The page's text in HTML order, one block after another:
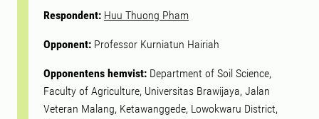
Respondent: Huu Thuong Pham
Opponent: Professor Kurniatun Hairiah
Opponentens hemvist: Department of Soil Science,
Faculty of Agriculture, Universitas Brawijaya, Jalan
Veteran Malang, Ketawanggede, Lowokwaru District,